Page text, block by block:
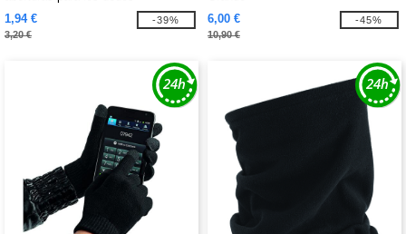
1,94 €
3,20 €
-39%
6,00 €
10,90 €
-45%